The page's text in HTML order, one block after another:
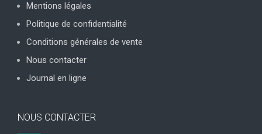
Mentions légales
Politique de confidentialité
Conditions générales de vente
Nous contacter
Journal en ligne
NOUS CONTACTER